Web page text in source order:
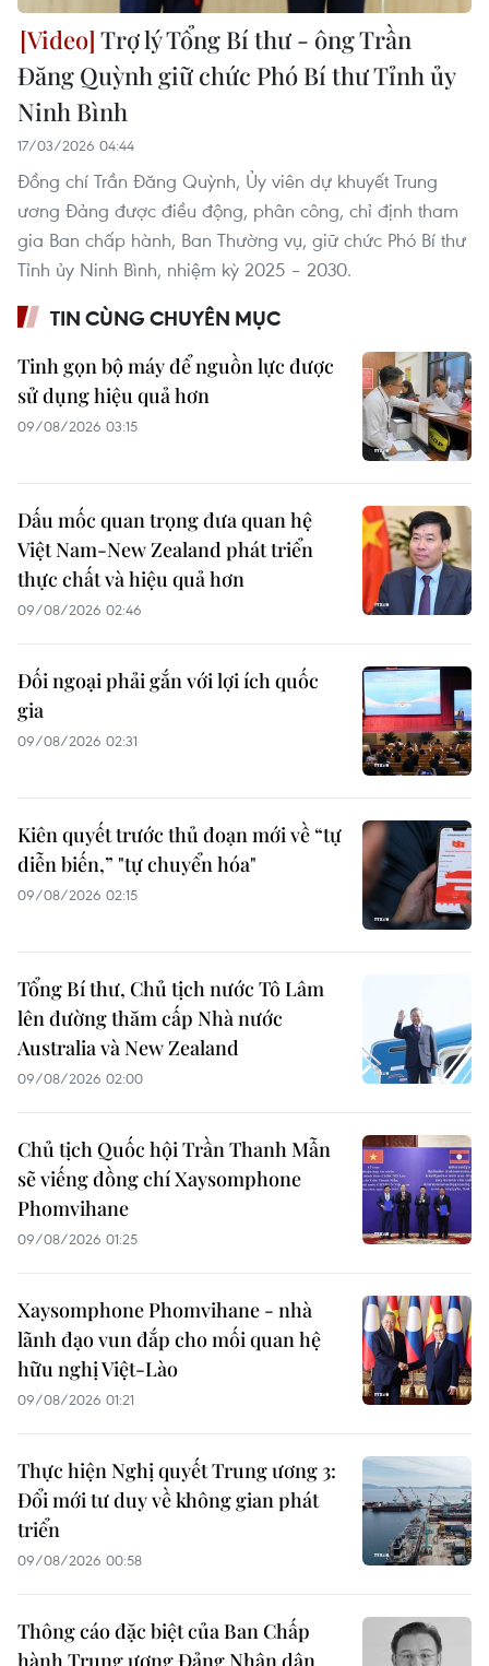
Trợ lý Tổng Bí thư - ông Trần
Đăng Quỳnh giữ chức Phó Bí thư Tỉnh ủy
Ninh Bình
17/03/2026 04:44
Đồng chí Trần Đăng Quỳnh, Ủy viên dự khuyết Trung
ương Đảng được điều động, phân công, chỉ định tham
gia Ban chấp hành, Ban Thường vụ, giữ chức Phó Bí thư
Tỉnh ủy Ninh Bình, nhiệm kỳ 2025 – 2030.
TIN CÙNG CHUYÊN MỤC
Tinh gọn bộ máy để nguồn lực được
sử dụng hiệu quả hơn
09/08/2026 03:15
Dấu mốc quan trọng đưa quan hệ
Việt Nam-New Zealand phát triển
thực chất và hiệu quả hơn
09/08/2026 02:46
Đối ngoại phải gắn với lợi ích quốc
gia
09/08/2026 02:31
Kiên quyết trước thủ đoạn mới về “tự
diễn biến,” "tự chuyển hóa"
09/08/2026 02:15
Tổng Bí thư, Chủ tịch nước Tô Lâm
lên đường thăm cấp Nhà nước
Australia và New Zealand
09/08/2026 02:00
Chủ tịch Quốc hội Trần Thanh Mẫn
sẽ viếng đồng chí Xaysomphone
Phomvihane
09/08/2026 01:25
Xaysomphone Phomvihane - nhà
lãnh đạo vun đắp cho mối quan hệ
hữu nghị Việt-Lào
09/08/2026 01:21
Thực hiện Nghị quyết Trung ương 3:
Đổi mới tư duy về không gian phát
triển
09/08/2026 00:58
Thông cáo đặc biệt của Ban Chấp